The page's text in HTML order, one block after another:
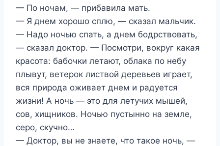
— По ночам, — прибавила мать.
— Я днем хорошо сплю, — сказал мальчик.
— Надо ночью спать, а днем бодрствовать,
— сказал доктор. — Посмотри, вокруг какая
красота: бабочки летают, облака по небу
плывут, ветерок листвой деревьев играет,
вся природа оживает днем и радуется
жизни! А ночь — это для летучих мышей,
сов, хищников. Ночью пустынно на земле,
серо, скучно…
— Доктор, вы не знаете, что такое ночь, —